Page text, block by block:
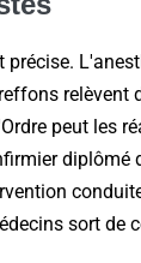
précise.
relèvent
peut les
diplômé
sort de